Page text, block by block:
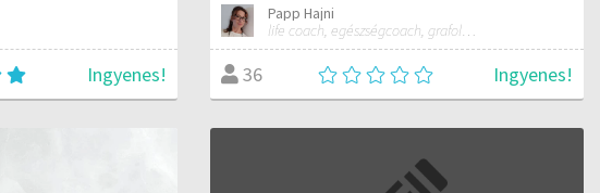
Ingyenes!
Papp Hajni
life coach, egészségcoach, grafológus
36 Ingyenes!